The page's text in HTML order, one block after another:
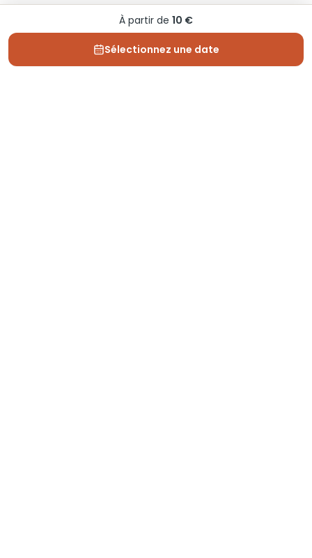
À partir de 10 €
Sélectionnez une date